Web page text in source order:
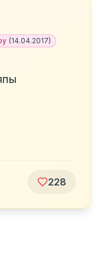
(14.04.2017)
228